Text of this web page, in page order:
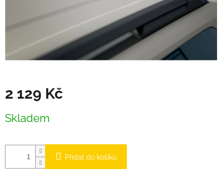
2 129 Kč
cena:
Skladem
Přidat do košíku